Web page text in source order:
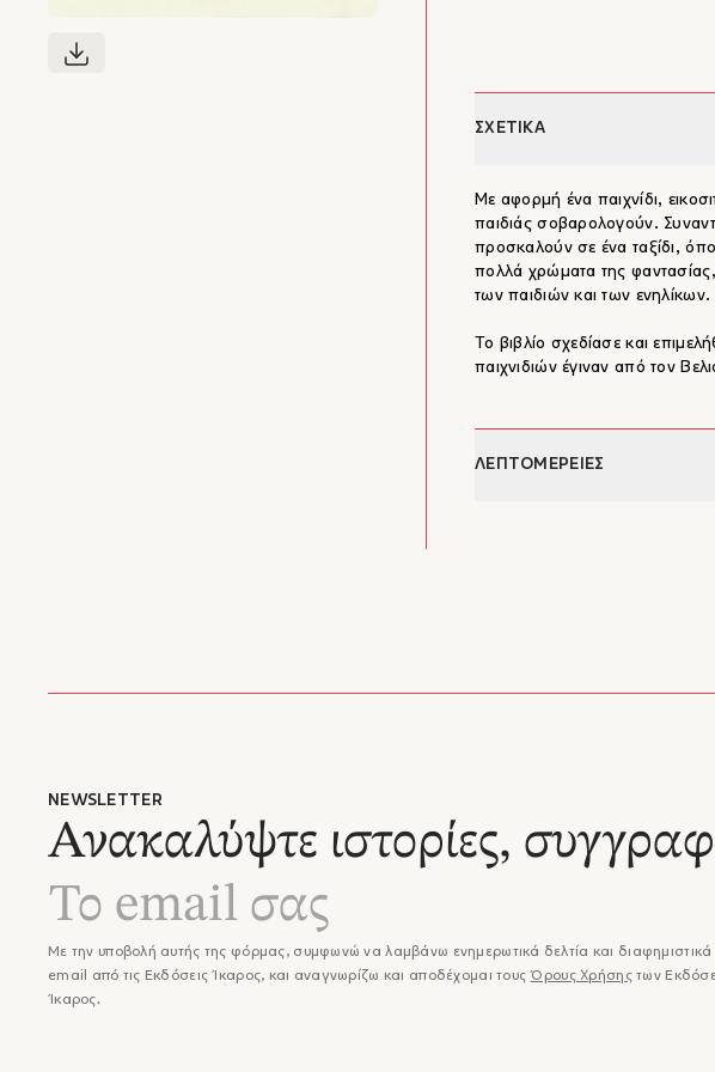
ΣΧΕΤΙΚΑ
Με αφορμή ένα παιχνίδι,
παιδιάς σοβαρολογούν.
προσκαλούν σε ένα ταξίδι,
πολλά χρώματα της φαντασίας,
των παιδιών και των ενηλίκων.
Το βιβλίο σχεδίασε και
παιχνιδιών έγιναν από τον
ΛΕΠΤΟΜΕΡΕΙΕΣ
NEWSLETTER
Ανακαλύψτε ιστορίες,
Με την υποβολή αυτής της φόρμας, συμφωνώ να λαμβάνω ενημερωτικά δελτία και διαφημιστικά
email από τις Εκδόσεις Ίκαρος, και αναγνωρίζω και αποδέχομαι τουςΌρους Χρήσηςτων
Ίκαρος.